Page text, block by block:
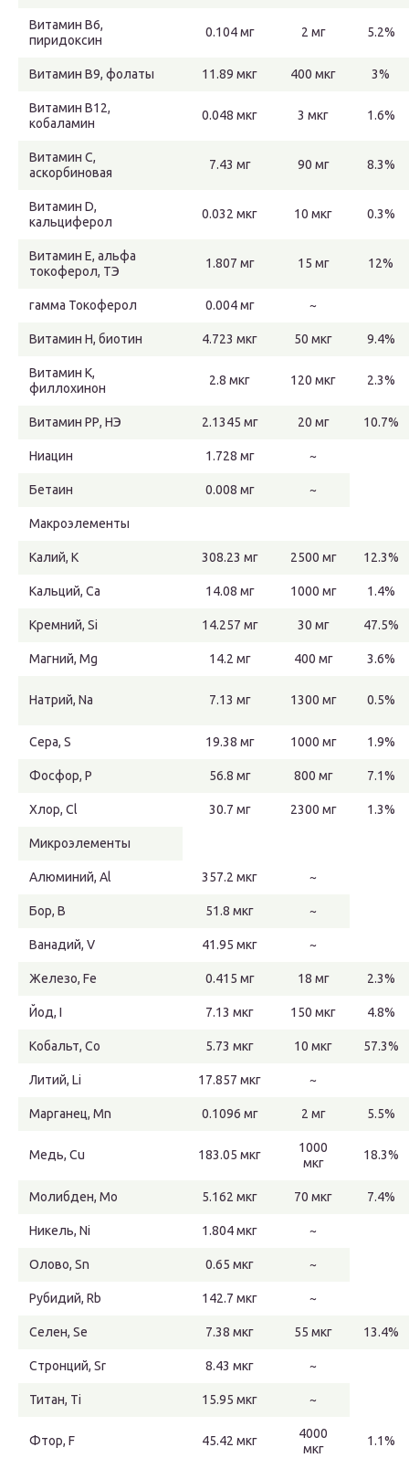
Витамин В6,
пиридоксин
0.104 мг 2 мг 5.2%
Витамин В9, фолаты 11.89 мкг 400 мкг 3%
Витамин В12,
кобаламин
0.048 мкг 3 мкг 1.6%
Витамин C,
аскорбиновая
7.43 мг 90 мг 8.3%
Витамин D,
кальциферол
0.032 мкг 10 мкг 0.3%
Витамин Е, альфа
токоферол, ТЭ
1.807 мг 15 мг 12%
гамма Токоферол 0.004 мг ~
Витамин Н, биотин 4.723 мкг 50 мкг 9.4%
Витамин К,
филлохинон
2.8 мкг 120 мкг 2.3%
Витамин РР, НЭ 2.1345 мг 20 мг 10.7%
Ниацин 1.728 мг ~
Бетаин 0.008 мг ~
Макроэлементы
Калий, K 308.23 мг 2500 мг 12.3%
Кальций, Ca 14.08 мг 1000 мг 1.4%
Кремний, Si 14.257 мг 30 мг 47.5%
Магний, Mg 14.2 мг 400 мг 3.6%
Натрий, Na 7.13 мг 1300 мг 0.5%
Сера, S 19.38 мг 1000 мг 1.9%
Фосфор, P 56.8 мг 800 мг 7.1%
Хлор, Cl 30.7 мг 2300 мг 1.3%
Микроэлементы
Алюминий, Al 357.2 мкг ~
Бор, B 51.8 мкг ~
Ванадий, V 41.95 мкг ~
Железо, Fe 0.415 мг 18 мг 2.3%
Йод, I 7.13 мкг 150 мкг 4.8%
Кобальт, Co 5.73 мкг 10 мкг 57.3%
Литий, Li 17.857 мкг ~
Марганец, Mn 0.1096 мг 2 мг 5.5%
Медь, Cu 183.05 мкг
1000
мкг
18.3%
Молибден, Mo 5.162 мкг 70 мкг 7.4%
Никель, Ni 1.804 мкг ~
Олово, Sn 0.65 мкг ~
Рубидий, Rb 142.7 мкг ~
Селен, Se 7.38 мкг 55 мкг 13.4%
Стронций, Sr 8.43 мкг ~
Титан, Ti 15.95 мкг ~
Фтор, F 45.42 мкг
4000
мкг
1.1%